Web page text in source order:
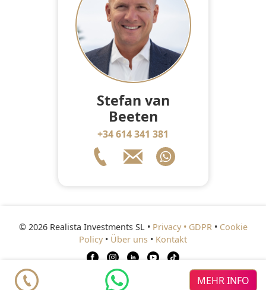
Stefan van
Beeten
+34 614 341 381
© 2026 Realista Investments SL • Privacy • GDPR • Cookie
Policy • Über uns • Kontakt
HervorgehobenMEHR INFO